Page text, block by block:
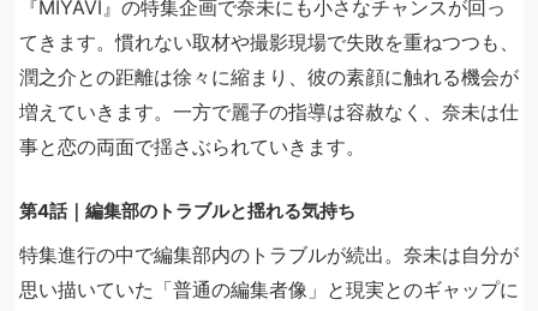
『MIYAVI』の特集企画で奈未にも小さなチャンスが回っ
てきます。慣れない取材や撮影現場で失敗を重ねつつも、
潤之介との距離は徐々に縮まり、彼の素顔に触れる機会が
増えていきます。一方で麗子の指導は容赦なく、奈未は仕
事と恋の両面で揺さぶられていきます。
第4話｜編集部のトラブルと揺れる気持ち
特集進行の中で編集部内のトラブルが続出。奈未は自分が
思い描いていた「普通の編集者像」と現実とのギャップに